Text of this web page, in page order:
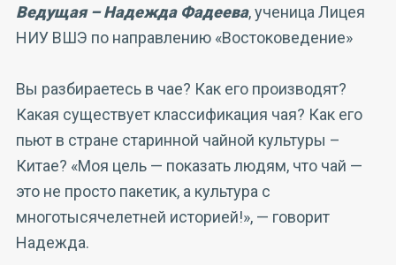
Ведущая – Надежда Фадеева, ученица Лицея
НИУ ВШЭ по направлению «Востоковедение»
Вы разбираетесь в чае? Как его производят?
Какая существует классификация чая? Как его
пьют в стране старинной чайной культуры –
Китае? «Моя цель — показать людям, что чай —
это не просто пакетик, а культура с
многотысячелетней историей!», — говорит
Надежда.